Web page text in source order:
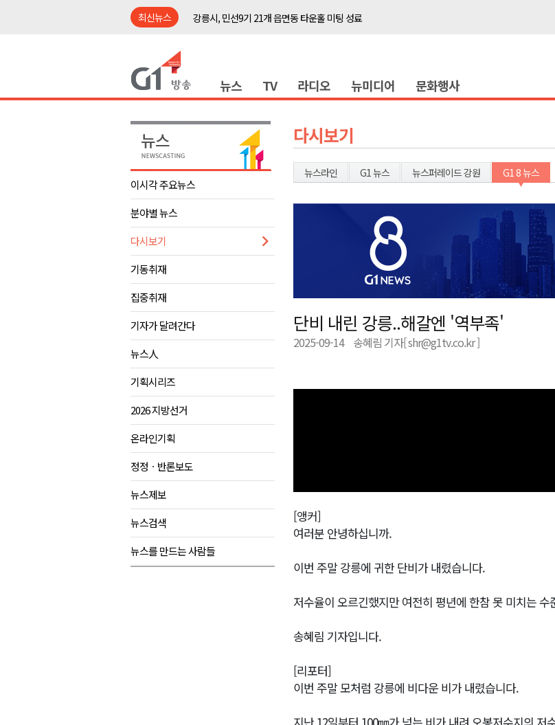
최신뉴스
강릉시, 민선9기 21개 읍면동 타운홀 미팅 성료
<강원랜드> 마카오 카지노 "복합리조트로 진화 중"
강원도립대학교, 하반기 평생교육원 수강생 모집
태백시, 28~29일 제5회 황부자 며느리 축제
오늘 극한폭염 계속..낮 최고 ‘영상 38도’
강릉시, 민선9기 21개 읍면동 타운홀 미팅 성료
양구군, 원주환경청에 비점오염저감 사업 등 건의
<강원랜드> 관광객이 인구 3배..싱가포르 복합리조트
원주시, 하반기 중소기업육성자금 지원 접수
강원도립대학교, 하반기 평생교육원 수강생 모집
태백시, 28~29일 제5회 황부자 며느리 축제
오늘 극한폭염 계속..낮 최고 ‘영상 38도’
뉴스 TV 라디오 뉴미디어 문화행사
이시각 주요뉴스
분야별 뉴스
다시보기
기동취재
집중취재
기자가 달려간다
뉴스人
기획시리즈
2026 지방선거
온라인기획
정정ㆍ반론보도
뉴스제보
뉴스검색
뉴스를 만드는 사람들
다시보기
뉴스라인 G1 뉴스 뉴스퍼레이드 강원 G1 8 뉴스
단비 내린 강릉..해갈엔 '역부족'
2025-09-14 송혜림 기자[ shr@g1tv.co.kr ]
[앵커]
여러분 안녕하십니까.
이번 주말 강릉에 귀한 단비가 내렸습니다.
저수율이 오르긴했지만 여전히 평년에 한참 못 미치는
송혜림 기자입니다.
[리포터]
이번 주말 모처럼 강릉에 비다운 비가 내렸습니다.